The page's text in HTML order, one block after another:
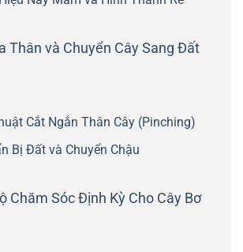
Thân và Chuyển Cây Sang Đất
Cắt Ngắn Thân Cây (Pinching)
Bị Đất và Chuyển Chậu
Chăm Sóc Định Kỳ Cho Cây Bơ